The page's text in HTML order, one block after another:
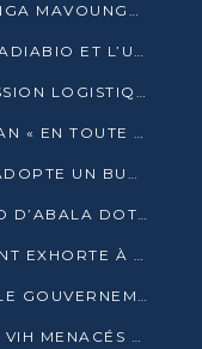
PRÉSIDENTIELLE 2026 : MABIO ZINGA MAVOUNGOU DÉCLARE SA CANDIDATURE ET CHARGE LE BILAN DU PCT
PRÉSIDENTIELLE 2026 : JOSEPH BADIABIO ET L’UDH-YUKI JOUENT LA PRUDENCE
6ᵉ CONGRÈS DU PCT : LA COMMISSION LOGISTIQUE ASSURE LA DISTRIBUTION DES KITS
QUINQUENNAT 2021-2026 : LE BILAN « EN TOUTE TRANSPARENCE » PRÉSENTÉ À LA PRESSE
ÉCONOMIE FLUVIALE : LE PABPS ADOPTE UN BUDGET 2026 DE PLUS DE 2,7 MILLIARDS FCFA
LE LYCÉE DENIS SASSOU N’GUESSO D’ABALA DOTÉ D’UNE SALLE MULTIMÉDIA
POINTE-NOIRE : LE GOUVERNEMENT EXHORTE À UN USAGE RESPONSABLE DU NOUVEAU MATÉRIEL MUNICIPAL
SITUATION SOCIOÉCONOMIQUE : LE GOUVERNEMENT INTERPELLÉ DEVANT LE SÉNAT
20.000 PATIENTS VIVANT AVEC LE VIH MENACÉS D’ARRÊT DE TRAITEMENT